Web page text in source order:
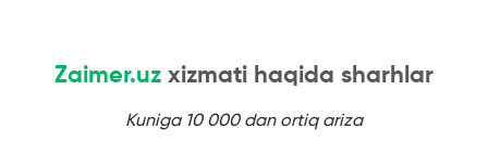
Zaimer.uz xizmati haqida sharhlar
Kuniga 10 000 dan ortiq ariza